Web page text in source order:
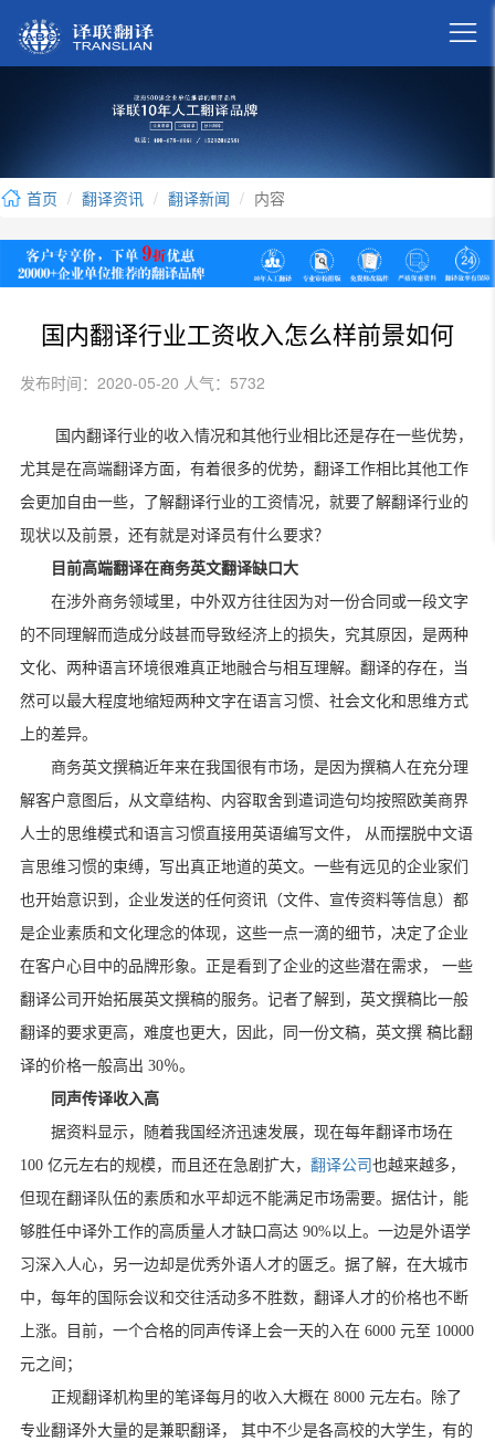

首页 翻译资讯 翻译新闻 内容
国内翻译行业工资收入怎么样前景如何
发布时间：2020-05-20 人气：5732
国内翻译行业的收入情况和其他行业相比还是存在一些优势，
尤其是在高端翻译方面，有着很多的优势，翻译工作相比其他工作
会更加自由一些，了解翻译行业的工资情况，就要了解翻译行业的
现状以及前景，还有就是对译员有什么要求？
目前高端翻译在商务英文翻译缺口大
在涉外商务领域里，中外双方往往因为对一份合同或一段文字
的不同理解而造成分歧甚而导致经济上的损失，究其原因，是两种
文化、两种语言环境很难真正地融合与相互理解。翻译的存在，当
然可以最大程度地缩短两种文字在语言习惯、社会文化和思维方式
上的差异。
商务英文撰稿近年来在我国很有市场，是因为撰稿人在充分理
解客户意图后，从文章结构、内容取舍到遣词造句均按照欧美商界
人士的思维模式和语言习惯直接用英语编写文件， 从而摆脱中文语
言思维习惯的束缚，写出真正地道的英文。一些有远见的企业家们
也开始意识到，企业发送的任何资讯（文件、宣传资料等信息）都
是企业素质和文化理念的体现，这些一点一滴的细节，决定了企业
在客户心目中的品牌形象。正是看到了企业的这些潜在需求， 一些
翻译公司开始拓展英文撰稿的服务。记者了解到，英文撰稿比一般
翻译的要求更高，难度也更大，因此，同一份文稿，英文撰 稿比翻
译的价格一般高出 30％。
同声传译收入高
据资料显示，随着我国经济迅速发展，现在每年翻译市场在
100 亿元左右的规模，而且还在急剧扩大， 翻译公司 也越来越多，
但现在翻译队伍的素质和水平却远不能满足市场需要。据估计，能
够胜任中译外工作的高质量人才缺口高达 90%以上。一边是外语学
习深入人心，另一边却是优秀外语人才的匮乏。据了解，在大城市
中，每年的国际会议和交往活动多不胜数，翻译人才的价格也不断
上涨。目前，一个合格的同声传译上会一天的入在 6000 元至 10000
元之间；
正规翻译机构里的笔译每月的收入大概在 8000 元左右。除了
专业翻译外大量的是兼职翻译， 其中不少是各高校的大学生，有的